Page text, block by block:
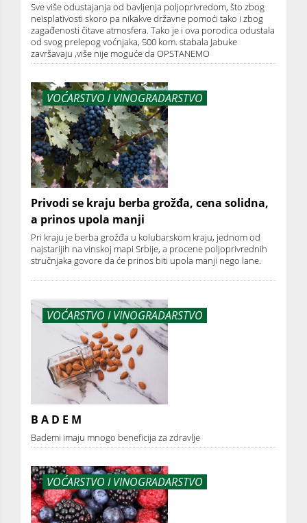
Sve više odustajanja od bavljenja poljoprivredom, što zbog
neisplativosti skoro pa nikakve državne pomoći tako i zbog
zagađenosti čitave atmosfera. Tako je i ova porodica odustala
od svog prelepog voćnjaka, 500 kom. stabala Jabuke
završavaju ,više nije moguće da OPSTANEMO
VOĆARSTVO I VINOGRADARSTVO
Privodi se kraju berba grožđa, cena solidna,
a prinos upola manji
Pri kraju je berba grožđa u kolubarskom kraju, jednom od
najstarijih na vinskoj mapi Srbije, a procene poljoprivrednih
stručnjaka govore da će prinos biti upola manji nego lane.
VOĆARSTVO I VINOGRADARSTVO
B A D E M
Bademi imaju mnogo beneficija za zdravlje
VOĆARSTVO I VINOGRADARSTVO